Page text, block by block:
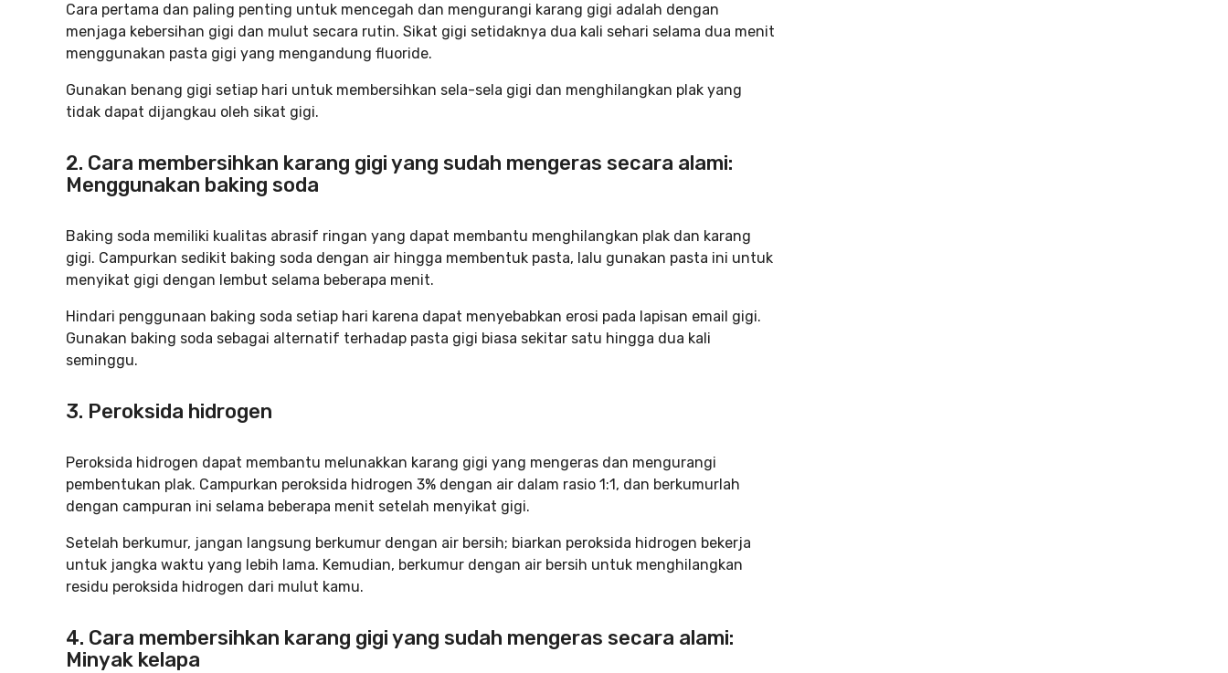
Cara pertama dan paling penting untuk mencegah dan mengurangi karang gigi adalah dengan
menjaga kebersihan gigi dan mulut secara rutin. Sikat gigi setidaknya dua kali sehari selama dua menit
menggunakan pasta gigi yang mengandung fluoride.
Gunakan benang gigi setiap hari untuk membersihkan sela-sela gigi dan menghilangkan plak yang
tidak dapat dijangkau oleh sikat gigi.
2. Cara membersihkan karang gigi yang sudah mengeras secara alami:
Menggunakan baking soda
Baking soda memiliki kualitas abrasif ringan yang dapat membantu menghilangkan plak dan karang
gigi. Campurkan sedikit baking soda dengan air hingga membentuk pasta, lalu gunakan pasta ini untuk
menyikat gigi dengan lembut selama beberapa menit.
Hindari penggunaan baking soda setiap hari karena dapat menyebabkan erosi pada lapisan email gigi.
Gunakan baking soda sebagai alternatif terhadap pasta gigi biasa sekitar satu hingga dua kali
seminggu.
3. Peroksida hidrogen
Peroksida hidrogen dapat membantu melunakkan karang gigi yang mengeras dan mengurangi
pembentukan plak. Campurkan peroksida hidrogen 3% dengan air dalam rasio 1:1, dan berkumurlah
dengan campuran ini selama beberapa menit setelah menyikat gigi.
Setelah berkumur, jangan langsung berkumur dengan air bersih; biarkan peroksida hidrogen bekerja
untuk jangka waktu yang lebih lama. Kemudian, berkumur dengan air bersih untuk menghilangkan
residu peroksida hidrogen dari mulut kamu.
4. Cara membersihkan karang gigi yang sudah mengeras secara alami:
Minyak kelapa